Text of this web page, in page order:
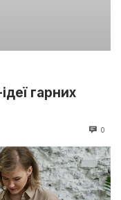
гарних
0